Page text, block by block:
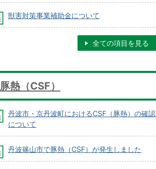
獣害対策事業補助金について
全ての項目を見る
豚熱（CSF）
丹波市・京丹波町におけるCSF（豚熱）の確認
について
丹波篠山市で豚熱（CSF）が発生しました